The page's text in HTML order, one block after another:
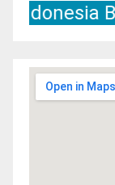
Bisa ”